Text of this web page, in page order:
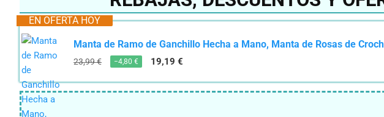
EN OFERTA HOY
Manta de Ramo de Ganchillo Hecha a Mano, Manta de Rosas de
23,99 € −4,80 € 19,19 €